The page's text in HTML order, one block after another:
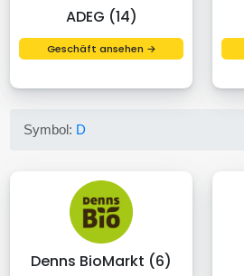
ADEG (14)
Geschäft ansehen →
Symbol: D
Denns BioMarkt (6)